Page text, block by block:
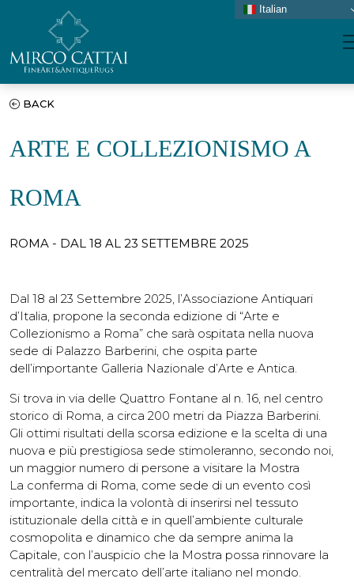
NAVIGAZIONE PRINCIPALE
BACK
ARTE E COLLEZIONISMO A
ROMA
ROMA - DAL 18 AL 23 SETTEMBRE 2025
Dal 18 al 23 Settembre 2025, l’Associazione Antiquari
d’Italia, propone la seconda edizione di “Arte e
Collezionismo a Roma” che sarà ospitata nella nuova
sede di Palazzo Barberini, che ospita parte
dell’importante Galleria Nazionale d’Arte e Antica.
Si trova in via delle Quattro Fontane al n. 16, nel centro
storico di Roma, a circa 200 metri da Piazza Barberini.
Gli ottimi risultati della scorsa edizione e la scelta di una
nuova e più prestigiosa sede stimoleranno, secondo noi,
un maggior numero di persone a visitare la Mostra
La conferma di Roma, come sede di un evento così
importante, indica la volontà di inserirsi nel tessuto
istituzionale della città e in quell’ambiente culturale
cosmopolita e dinamico che da sempre anima la
Capitale, con l’auspicio che la Mostra possa rinnovare la
centralità del mercato dell’arte italiano nel mondo.
Italian